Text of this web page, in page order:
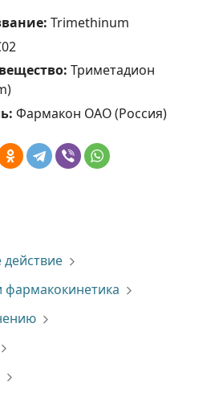
Trimethinum
Триметадион
Фармакон ОАО (Россия)